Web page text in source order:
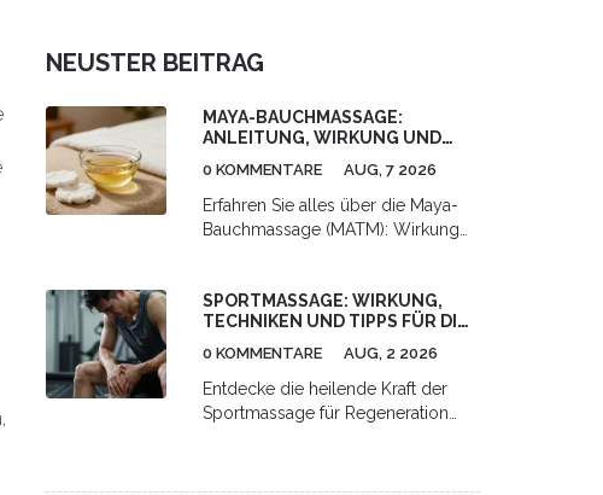
NEUSTER BEITRAG
MAYA-BAUCHMASSAGE:
ANLEITUNG, WIRKUNG UND
0 KOMMENTARE AUG, 7 2026
Erfahren Sie alles über die Maya-
Bauchmassage (MATM): Wirkung
Zuhause sowie Hinweise zu Risiken
und professioneller Anwendung.
SPORTMASSAGE: WIRKUNG,
TECHNIKEN UND TIPPS FÜR DIE
0 KOMMENTARE AUG, 2 2026
Entdecke die heilende Kraft der
Sportmassage für Regeneration